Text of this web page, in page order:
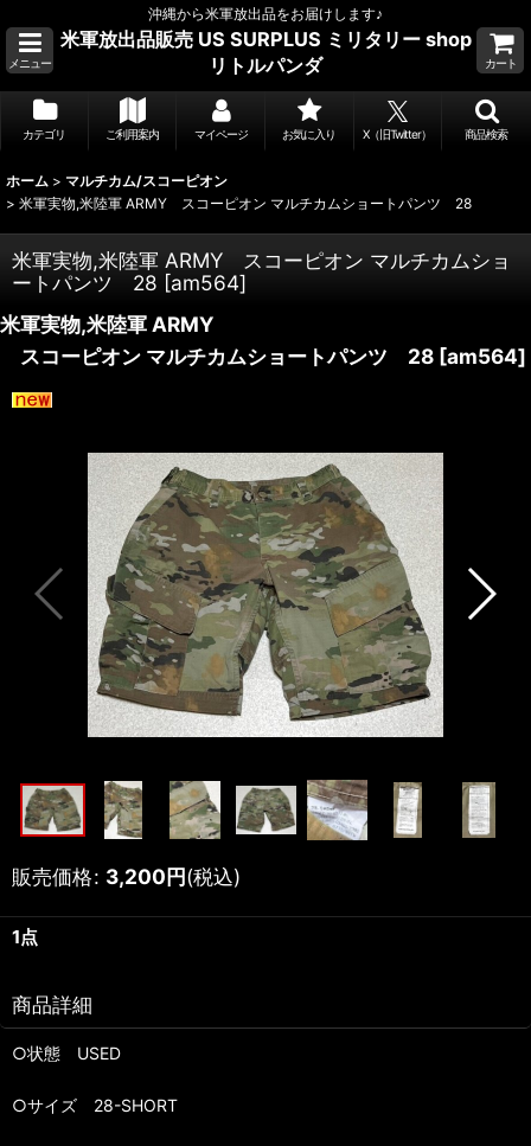
沖縄から米軍放出品をお届けします♪
メニュー
米軍放出品販売 US SURPLUS ミリタリー shop
リトルパンダ
カート
カテゴリ ご利用案内 マイページ お気に入り X（旧Twitter） 商品検索
ホーム > マルチカム/スコーピオン
> 米軍実物,米陸軍 ARMY スコーピオン マルチカムショートパンツ 28
米軍実物,米陸軍 ARMY スコーピオン マルチカムショ
ートパンツ 28 [am564]
米軍実物,米陸軍 ARMY
スコーピオン マルチカムショートパンツ 28 [am564]
販売価格: 3,200円(税込)
1点
商品詳細
○状態 USED
○サイズ 28-SHORT